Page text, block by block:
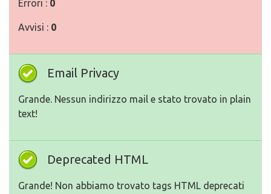
Errori : 0
Avvisi : 0
Email Privacy
Grande. Nessun indirizzo mail e stato trovato in plain
text!
Deprecated HTML
Grande! Non abbiamo trovato tags HTML deprecati